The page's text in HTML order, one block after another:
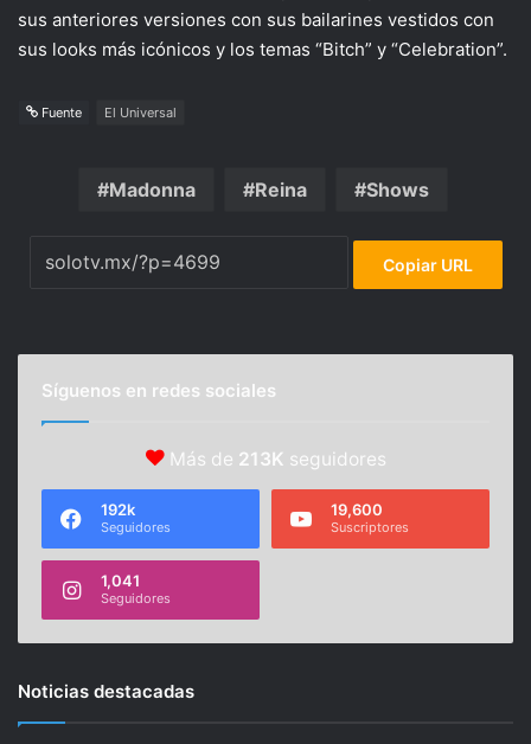
sus anteriores versiones con sus bailarines vestidos con
sus looks más icónicos y los temas “Bitch” y “Celebration”.
Fuente El Universal
Madonna Reina Shows
Copiar URL
Síguenos en redes sociales
Más de 213K seguidores
192k
Seguidores
19,600
Suscriptores
1,041
Seguidores
Noticias destacadas